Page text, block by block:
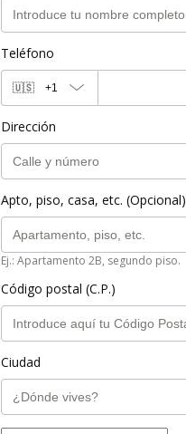
Teléfono
🇺🇸 +1
Dirección
Apto, piso, casa, etc. (Opcional)
Ej.: Apartamento 2B, segundo piso.
Código postal (C.P.)
Ciudad